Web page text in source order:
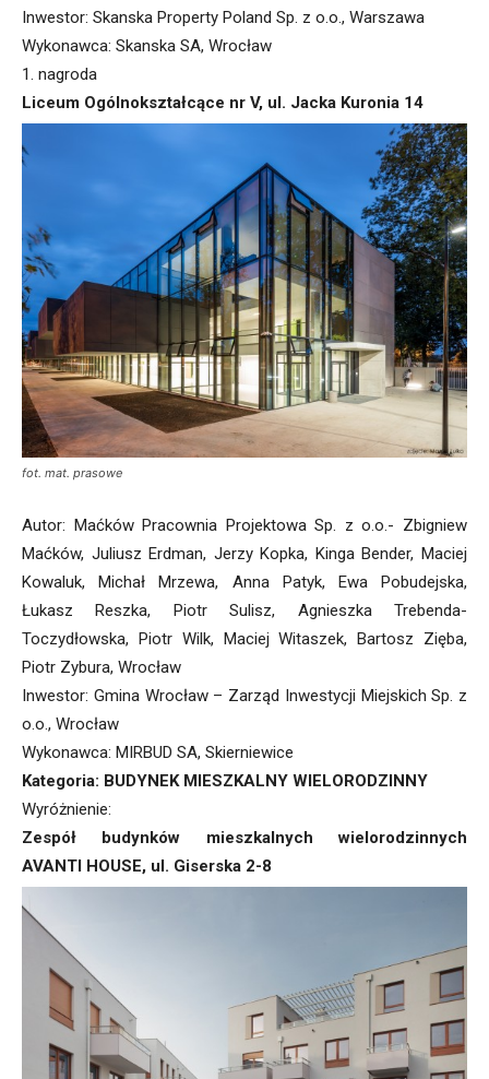
Inwestor: Skanska Property Poland Sp. z o.o., Warszawa
Wykonawca: Skanska SA, Wrocław
1. nagroda
Liceum Ogólnokształcące nr V, ul. Jacka Kuronia 14
fot. mat. prasowe
Autor: Maćków Pracownia Projektowa Sp. z o.o.- Zbigniew
Maćków, Juliusz Erdman, Jerzy Kopka, Kinga Bender, Maciej
Kowaluk, Michał Mrzewa, Anna Patyk, Ewa Pobudejska,
Łukasz Reszka, Piotr Sulisz, Agnieszka Trebenda-
Toczydłowska, Piotr Wilk, Maciej Witaszek, Bartosz Zięba,
Piotr Zybura, Wrocław
Inwestor: Gmina Wrocław – Zarząd Inwestycji Miejskich Sp. z
o.o., Wrocław
Wykonawca: MIRBUD SA, Skierniewice
Kategoria: BUDYNEK MIESZKALNY WIELORODZINNY
Wyróżnienie:
Zespół budynków mieszkalnych wielorodzinnych
AVANTI HOUSE, ul. Giserska 2-8